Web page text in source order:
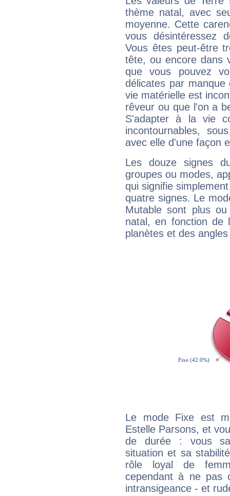
thème natal, avec
moyenne. Cette
vous désintéressez
Vous êtes peut-être
tête, ou encore dans
que vous pouvez
délicates par
vie matérielle est
rêveur ou que l'on a
S'adapter à la vie
incontournables,
avec elle d'une façon
Les douze signes
groupes ou modes,
qui signifie
quatre signes. Le
Mutable sont plus
natal, en fonction de
planètes et des
Le mode Fixe est
Estelle Parsons, et
de durée : vous
situation et sa
rôle loyal de
cependant à ne pas
intransigeance - et